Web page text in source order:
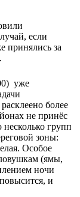
если
принялись за
уже
более
не принёс
групп
зоны:
Особое
(ямы,
ночи
и